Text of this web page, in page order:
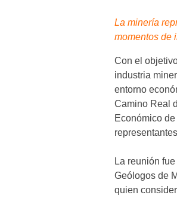
La minería
momentos de
Con el
industria
entorno
Camino Real
Económico
La reunión
Geólogos de
quien